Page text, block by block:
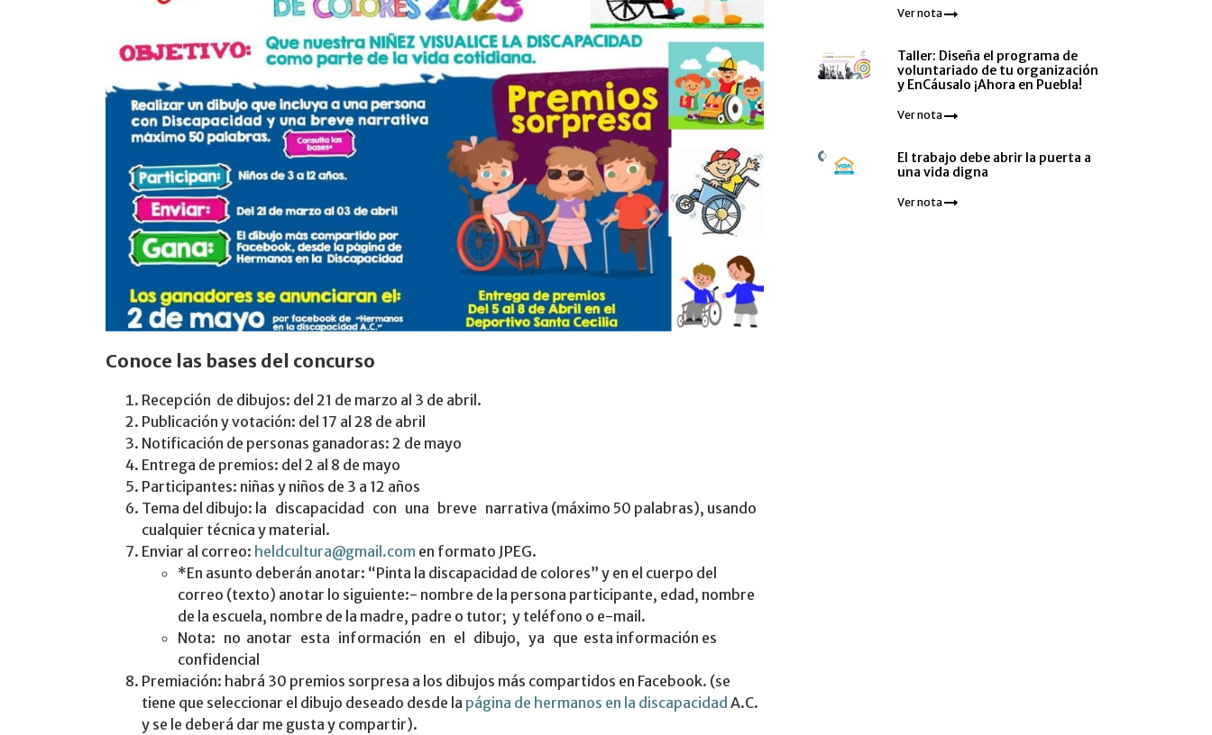
Conoce las bases del concurso
Recepción de dibujos: del 21 de marzo al 3 de abril.
Publicación y votación: del 17 al 28 de abril
Notificación de personas ganadoras: 2 de mayo
Entrega de premios: del 2 al 8 de mayo
Participantes: niñas y niños de 3 a 12 años
Tema del dibujo: la discapacidad con una breve narrativa (máximo 50 palabras), usando
cualquier técnica y material.
Enviar al correo: heldcultura@gmail.com en formato JPEG.
*En asunto deberán anotar: “Pinta la discapacidad de colores” y en el cuerpo del
correo (texto) anotar lo siguiente:- nombre de la persona participante, edad, nombre
de la escuela, nombre de la madre, padre o tutor; y teléfono o e-mail.
Nota: no anotar esta información en el dibujo, ya que esta información es
confidencial
Premiación: habrá 30 premios sorpresa a los dibujos más compartidos en Facebook. (se
tiene que seleccionar el dibujo deseado desde la página de hermanos en la discapacidad A.C.
y se le deberá dar me gusta y compartir).
Ver nota
Taller: Diseña el programa de
voluntariado de tu organización
y EnCáusalo ¡Ahora en Puebla!
Ver nota
El trabajo debe abrir la puerta a
una vida digna
Ver nota